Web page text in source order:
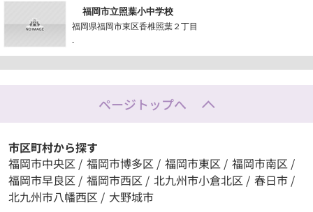
福岡市立照葉小中学校
福岡県福岡市東区香椎照葉２丁目
-
ページトップへ
市区町村から探す
福岡市中央区 / 福岡市博多区 / 福岡市東区 / 福岡市南区 /
福岡市早良区 / 福岡市西区 / 北九州市小倉北区 / 春日市 /
北九州市八幡西区 / 大野城市